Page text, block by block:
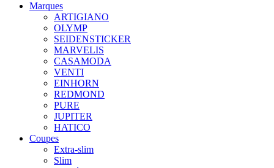
Marques
ARTIGIANO
OLYMP
SEIDENSTICKER
MARVELIS
CASAMODA
VENTI
EINHORN
REDMOND
PURE
JUPITER
HATICO
Coupes
Extra-slim
Slim